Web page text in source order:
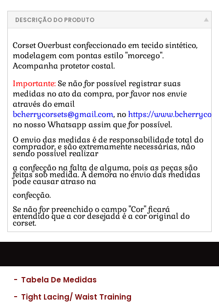
DESCRIÇÃO DO PRODUTO
Corset Overbust confeccionado em tecido sintético,
modelagem com pontas estilo "morcego".
Acompanha protetor costal.
Importante:Se não for possível registrar suas
medidas no ato da compra, por favor nos envie
através do email
bcherrycorsets@gmail.com, nohttps://
no nosso Whatsapp assim que for possível.
O envio das medidas é de responsabilidade total do
comprador, e são extremamente necessárias, não
sendo possível realizar
a confecção na falta de alguma, pois as peças são
feitas sob medida. A demora no envio das medidas
pode causar atraso na
confecção.
Se não for preenchido o campo "Cor" ficará
entendido que a cor desejada é a cor original do
corset.
- Tabela De Medidas
- Tight Lacing/ Waist Training